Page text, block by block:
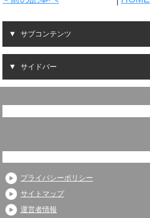
サブコンテンツ
サイドバー
プライバシーポリシー
サイトマップ
運営者情報